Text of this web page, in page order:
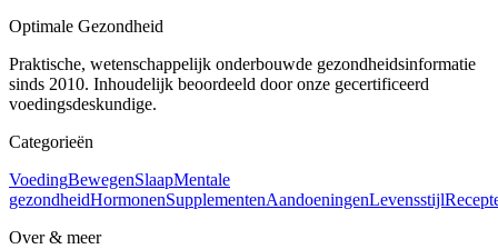
Optimale Gezondheid
Praktische, wetenschappelijk onderbouwde gezondheidsinformatie
sinds 2010. Inhoudelijk beoordeeld door onze gecertificeerd
voedingsdeskundige.
Categorieën
VoedingBewegenSlaapMentale
gezondheidHormonenSupplementenAandoeningenLevensstijl
Over & meer